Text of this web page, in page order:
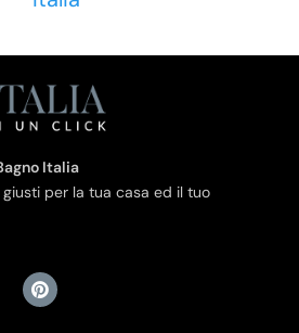
Italia
per la tua casa ed il tuo